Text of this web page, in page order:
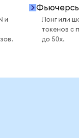
и
Лонг или
токенов с
до 50x.